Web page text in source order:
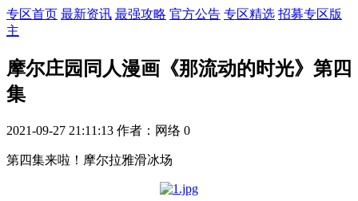
专区首页 最新资讯 最强攻略 官方公告 专区精选 招募专区版
主
摩尔庄园同人漫画《那流动的时光》第四
集
2021-09-27 21:11:13 作者：网络 0
第四集来啦！摩尔拉雅滑冰场